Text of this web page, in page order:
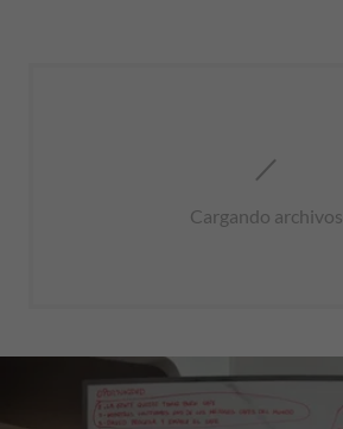
Cargando archivos